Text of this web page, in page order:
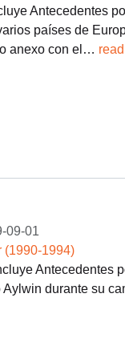
Antecedentes
países de
anexo con el …
09-01
(1990-1994)
Antecedentes
durante su